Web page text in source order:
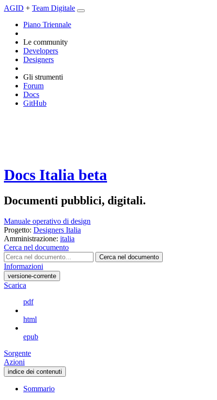
AGID + Team Digitale
Piano Triennale
Le community
Developers
Designers
Gli strumenti
Forum
Docs
GitHub
Docs Italia beta
Documenti pubblici, digitali.
Manuale operativo di design
Progetto: Designers Italia
Amministrazione: italia
Cerca nel documento
Cerca nel documento
Informazioni
versione-corrente
Scarica
pdf
html
epub
Sorgente
Azioni
indice dei contenuti
Sommario